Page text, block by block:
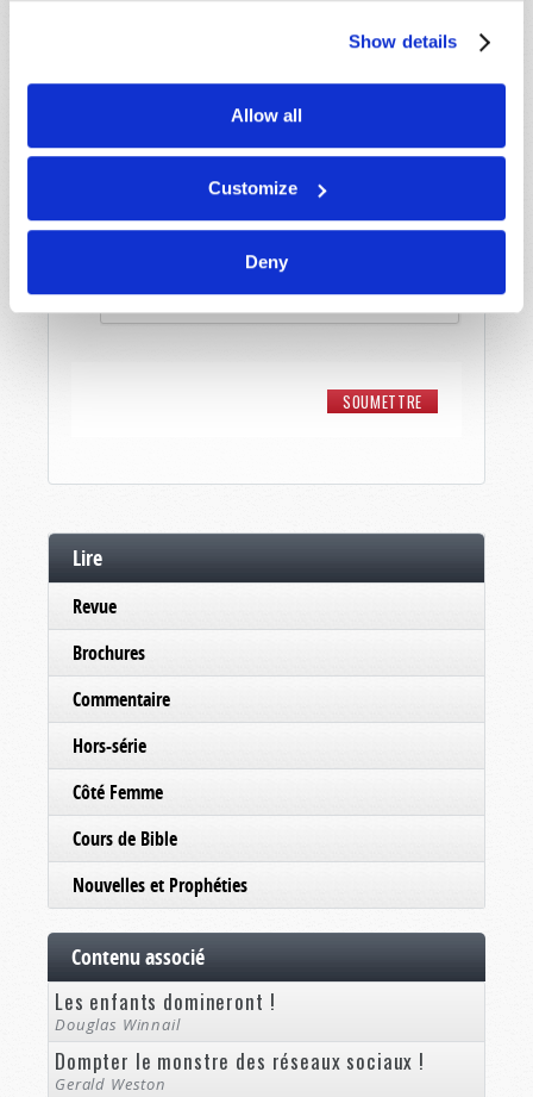
Show details
Allow all
Customize
Deny
Lire
Revue
Brochures
Commentaire
Hors-série
Côté Femme
Cours de Bible
Nouvelles et Prophéties
Contenu associé
Les enfants domineront !
Douglas Winnail
Dompter le monstre des réseaux sociaux !
Gerald Weston